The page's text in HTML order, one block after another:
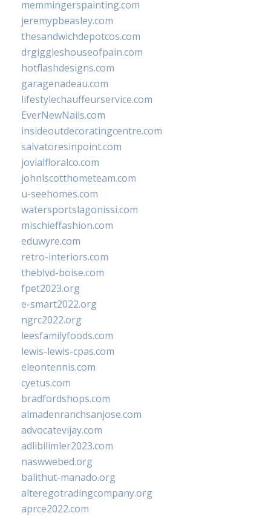
memmingerspainting.com
jeremypbeasley.com
thesandwichdepotcos.com
drgiggleshouseofpain.com
hotflashdesigns.com
garagenadeau.com
lifestylechauffeurservice.com
EverNewNails.com
insideoutdecoratingcentre.com
salvatoresinpoint.com
jovialfloralco.com
johnlscotthometeam.com
u-seehomes.com
watersportslagonissi.com
mischieffashion.com
eduwyre.com
retro-interiors.com
theblvd-boise.com
fpet2023.org
e-smart2022.org
ngrc2022.org
leesfamilyfoods.com
lewis-lewis-cpas.com
eleontennis.com
cyetus.com
bradfordshops.com
almadenranchsanjose.com
advocatevijay.com
adlibilimler2023.com
naswwebed.org
balithut-manado.org
alteregotradingcompany.org
aprce2022.com